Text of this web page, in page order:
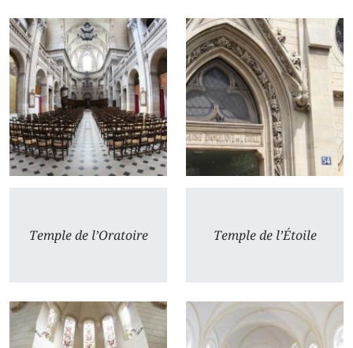
Temple de l’Oratoire Temple de l’Étoile